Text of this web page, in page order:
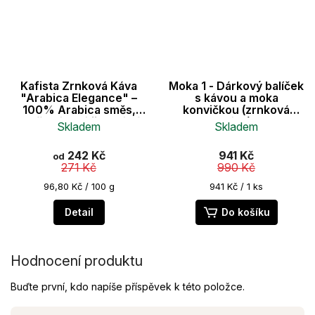
Kafista Zrnková Káva
"Arabica Elegance" –
100% Arabica směs,
Pražená v Itálii, Ideální
na espresso
Skladem
od 242 Kč
271 Kč
Měrná
cena:
96,80 Kč / 100 g
Detail
Moka 1 - Dárkový balíček
s kávou a moka
konvičkou (zrnková
káva)
hodnocení
produktu
je
5,0
z
5
Skladem
941 Kč
990 Kč
Měrná
cena:
941 Kč / 1 ks
Do košíku
Hodnocení produktu
Buďte první, kdo napíše příspěvek k této položce.